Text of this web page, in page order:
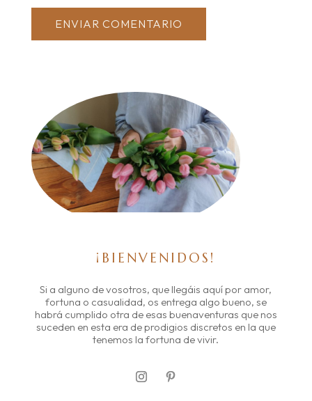
ENVIAR COMENTARIO
¡BIENVENIDOS!
Si a alguno de vosotros, que llegáis aquí por amor,
fortuna o casualidad, os entrega algo bueno, se
habrá cumplido otra de esas buenaventuras que nos
suceden en esta era de prodigios discretos en la que
tenemos la fortuna de vivir.